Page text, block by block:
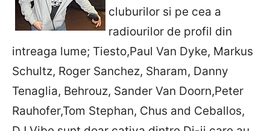
cluburilor si pe cea a
radiourilor de profil din
intreaga lume; Tiesto,Paul Van Dyke, Markus
Schultz, Roger Sanchez, Sharam, Danny
Tenaglia, Behrouz, Sander Van Doorn,Peter
Rauhofer,Tom Stephan, Chus and Ceballos,